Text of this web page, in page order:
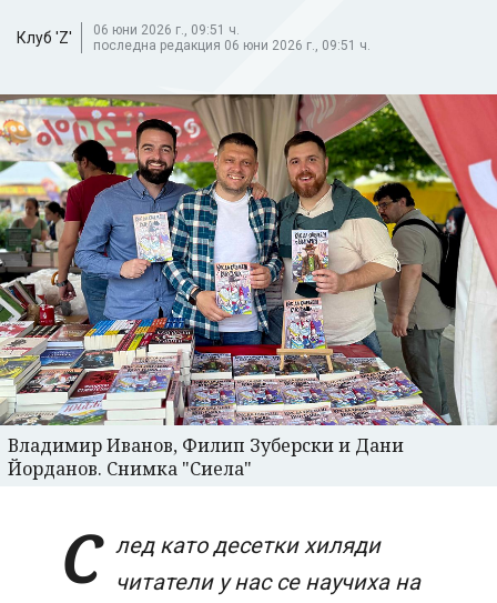
Клуб 'Z'
06 юни 2026 г., 09:51 ч.
последна редакция 06 юни 2026 г., 09:51 ч.
Владимир Иванов, Филип Зуберски и Дани
Йорданов. Снимка "Сиела"
С
лед като десетки хиляди
читатели у нас се научиха на